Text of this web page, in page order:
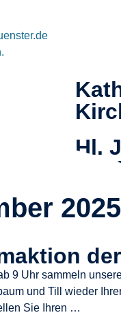
Hl.
2025
9 Uhr sammeln
und Till wieder
Sie Ihren …